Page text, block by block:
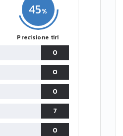
45
Precisione tiri
0
0
0
7
0